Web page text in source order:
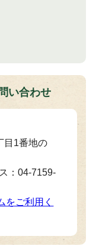
い合わせ
1番地の
：04-7159-
をご利用く